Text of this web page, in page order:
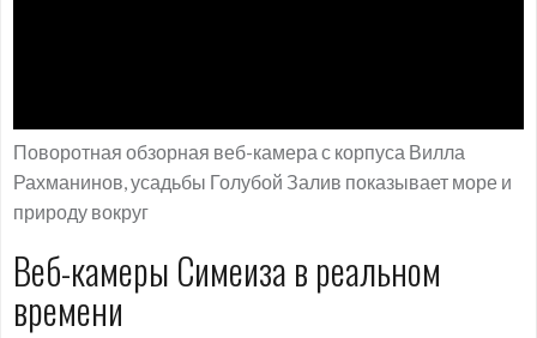
Поворотная обзорная веб-камера с корпуса Вилла
Рахманинов, усадьбы Голубой Залив показывает море и
природу вокруг
Веб-камеры Симеиза в реальном
времени